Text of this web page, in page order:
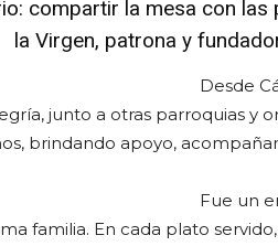
compartir la mesa con las
la Virgen, patrona y
Desde
junto a otras parroquias y
brindando apoyo,
Fue un
familia. En cada plato